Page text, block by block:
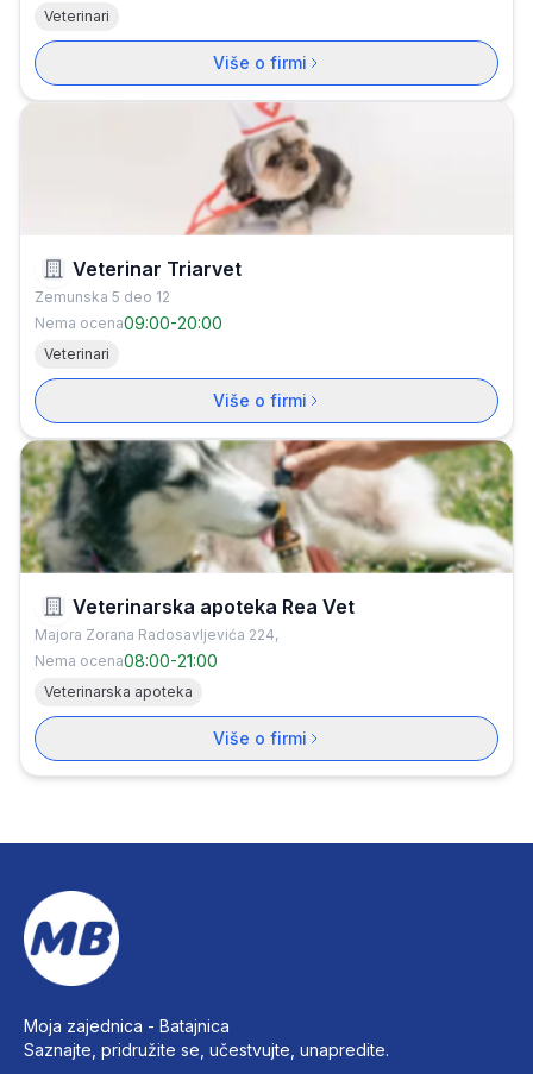
Veterinari
Više o firmi
Veterinar Triarvet
Zemunska 5 deo 12
Nema ocena09:00-20:00
Veterinari
Više o firmi
Veterinarska apoteka Rea Vet
Majora Zorana Radosavljevića 224,
Nema ocena08:00-21:00
Veterinarska apoteka
Više o firmi
Moja zajednica - Batajnica
Saznajte, pridružite se, učestvujte, unapredite.